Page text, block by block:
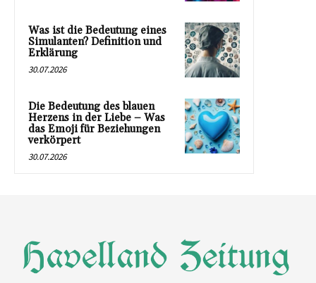
Was ist die Bedeutung eines
Simulanten? Definition und
Erklärung
30.07.2026
Die Bedeutung des blauen
Herzens in der Liebe – Was
das Emoji für Beziehungen
verkörpert
30.07.2026